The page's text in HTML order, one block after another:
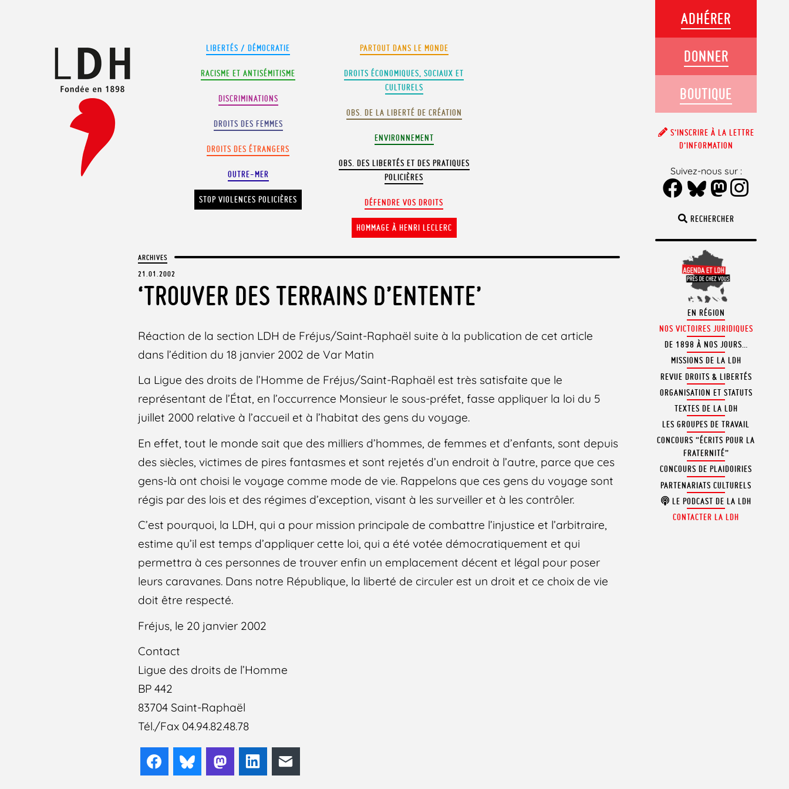
LIBERTÉS / DÉMOCRATIE
RACISME ET ANTISÉMITISME
DISCRIMINATIONS
DROITS DES FEMMES
DROITS DES ÉTRANGERS
OUTRE-MER
STOP VIOLENCES POLICIÈRES
PARTOUT DANS LE MONDE
DROITS ÉCONOMIQUES, SOCIAUX ET
CULTURELS
OBS. DE LA LIBERTÉ DE CRÉATION
ENVIRONNEMENT
OBS. DES LIBERTÉS ET DES PRATIQUES
POLICIÈRES
DÉFENDRE VOS DROITS
HOMMAGE À HENRI LECLERC
ARCHIVES
21.01.2002
‘TROUVER DES TERRAINS D’ENTENTE’
Réaction de la section LDH de Fréjus/Saint-Raphaël suite à la publication de cet article
dans l’édition du 18 janvier 2002 de Var Matin
La Ligue des droits de l’Homme de Fréjus/Saint-Raphaël est très satisfaite que le
représentant de l’État, en l’occurrence Monsieur le sous-préfet, fasse appliquer la loi du 5
juillet 2000 relative à l’accueil et à l’habitat des gens du voyage.
En effet, tout le monde sait que des milliers d’hommes, de femmes et d’enfants, sont depuis
des siècles, victimes de pires fantasmes et sont rejetés d’un endroit à l’autre, parce que ces
gens-là ont choisi le voyage comme mode de vie. Rappelons que ces gens du voyage sont
régis par des lois et des régimes d’exception, visant à les surveiller et à les contrôler.
C’est pourquoi, la LDH, qui a pour mission principale de combattre l’injustice et l’arbitraire,
estime qu’il est temps d’appliquer cette loi, qui a été votée démocratiquement et qui
permettra à ces personnes de trouver enfin un emplacement décent et légal pour poser
leurs caravanes. Dans notre République, la liberté de circuler est un droit et ce choix de vie
doit être respecté.
Fréjus, le 20 janvier 2002
Contact
Ligue des droits de l’Homme
BP 442
83704 Saint-Raphaël
Tél./Fax 04.94.82.48.78
FacebookBlueskyMastodonLinkedIn
RECHERCHER
EN RÉGION
NOS VICTOIRES JURIDIQUES
DE 1898 À NOS JOURS…
MISSIONS DE LA LDH
REVUE DROITS & LIBERTÉS
ORGANISATION ET STATUTS
TEXTES DE LA LDH
LES GROUPES DE TRAVAIL
CONCOURS “ÉCRITS POUR LA
FRATERNITÉ”
CONCOURS DE PLAIDOIRIES
PARTENARIATS CULTURELS
LE PODCAST DE LA LDH
CONTACTER LA LDH
ADHÉRER
DONNER
BOUTIQUE
S’INSCRIRE À LA LETTRE
D’INFORMATION
Suivez-nous sur :